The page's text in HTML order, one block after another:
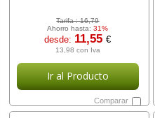
Tarifa :16,79
Ahorro hasta:31%
desde: 11,55€
13,98 con Iva
Ir al Producto
Comparar